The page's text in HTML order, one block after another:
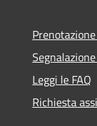
Leggi le FAQ
Richiesta